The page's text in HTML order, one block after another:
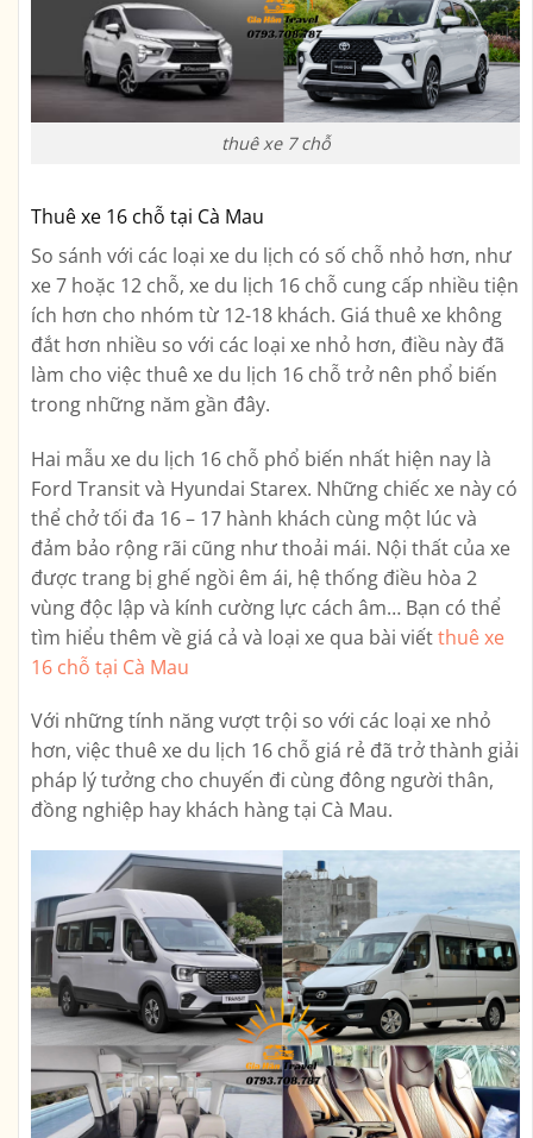
thuê xe 7 chỗ
Thuê xe 16 chỗ tại Cà Mau
So sánh với các loại xe du lịch có số chỗ nhỏ hơn, như
xe 7 hoặc 12 chỗ, xe du lịch 16 chỗ cung cấp nhiều tiện
ích hơn cho nhóm từ 12-18 khách. Giá thuê xe không
đắt hơn nhiều so với các loại xe nhỏ hơn, điều này đã
làm cho việc thuê xe du lịch 16 chỗ trở nên phổ biến
trong những năm gần đây.
Hai mẫu xe du lịch 16 chỗ phổ biến nhất hiện nay là
Ford Transit và Hyundai Starex. Những chiếc xe này có
thể chở tối đa 16 – 17 hành khách cùng một lúc và
đảm bảo rộng rãi cũng như thoải mái. Nội thất của xe
được trang bị ghế ngồi êm ái, hệ thống điều hòa 2
vùng độc lập và kính cường lực cách âm… Bạn có thể
tìm hiểu thêm về giá cả và loại xe qua bài viếtthuê xe
16 chỗ tại Cà Mau
Với những tính năng vượt trội so với các loại xe nhỏ
hơn, việc thuê xe du lịch 16 chỗ giá rẻ đã trở thành giải
pháp lý tưởng cho chuyến đi cùng đông người thân,
đồng nghiệp hay khách hàng tại Cà Mau.